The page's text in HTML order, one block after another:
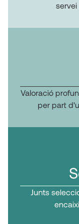
Valoració
per part
Junts